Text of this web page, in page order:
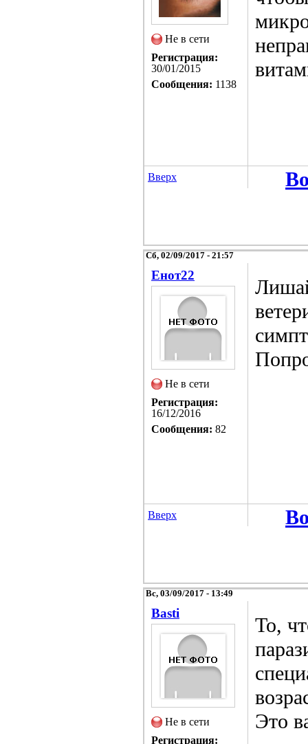
Не в сети
Регистрация:
30/01/2015
Сообщения: 1138
Вверх
Сб, 02/09/2017 - 21:57
Енот22
Не в сети
Регистрация:
16/12/2016
Сообщения: 82
Вверх
Вс, 03/09/2017 - 13:49
Basti
Не в сети
Регистрация:
То,
Это